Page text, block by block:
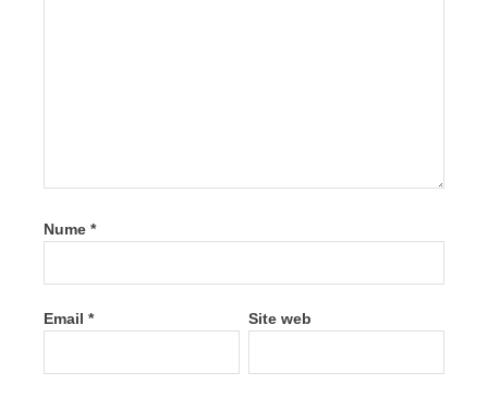
Nume *
Email * Site web